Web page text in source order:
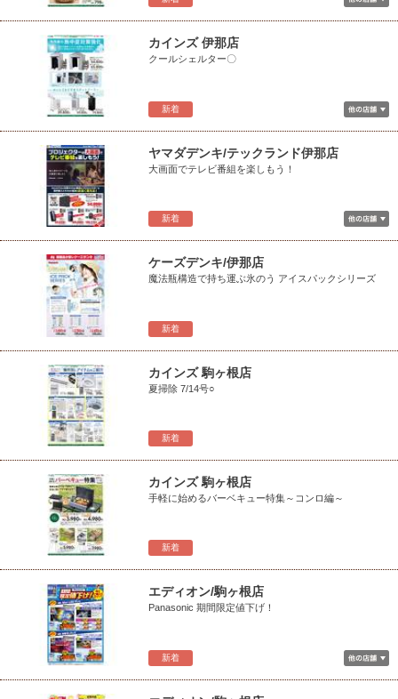
新着
カインズ 伊那店
クールシェルター〇
新着
ヤマダデンキ/テックランド伊那店
大画面でテレビ番組を楽しもう！
新着
ケーズデンキ/伊那店
魔法瓶構造で持ち運ぶ氷のう アイスパックシリーズ
新着
カインズ 駒ヶ根店
夏掃除 7/14号○
新着
カインズ 駒ヶ根店
手軽に始めるバーベキュー特集～コンロ編～
新着
エディオン/駒ヶ根店
Panasonic 期間限定値下げ！